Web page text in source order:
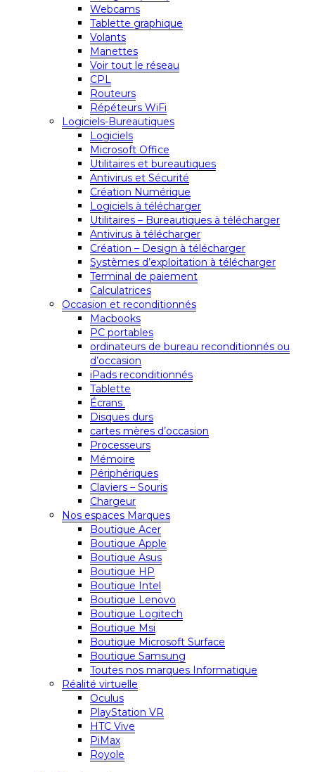
Webcams
Tablette graphique
Volants
Manettes
Voir tout le réseau
CPL
Routeurs
Répéteurs WiFi
Logiciels-Bureautiques
Logiciels
Microsoft Office
Utilitaires et bureautiques
Antivirus et Sécurité
Création Numérique
Logiciels à télécharger
Utilitaires – Bureautiques à télécharger
Antivirus à télécharger
Création – Design à télécharger
Systèmes d’exploitation à télécharger
Terminal de paiement
Calculatrices
Occasion et reconditionnés
Macbooks
PC portables
ordinateurs de bureau reconditionnés ou
d’occasion
iPads reconditionnés
Tablette
Écrans
Disques durs
cartes mères d’occasion
Processeurs
Mémoire
Périphériques
Claviers – Souris
Chargeur
Nos espaces Marques
Boutique Acer
Boutique Apple
Boutique Asus
Boutique HP
Boutique Intel
Boutique Lenovo
Boutique Logitech
Boutique Msi
Boutique Microsoft Surface
Boutique Samsung
Toutes nos marques Informatique
Réalité virtuelle
Oculus
PlayStation VR
HTC Vive
PiMax
Royole